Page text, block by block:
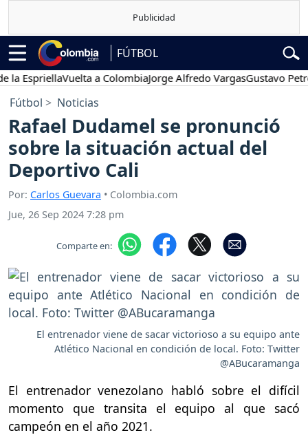
FÚTBOL
Vuelta a ColombiaJorge Alfredo VargasGustavo Petro
Fútbol Noticias
Rafael Dudamel se pronunció
sobre la situación actual del
Deportivo Cali
Por: Carlos Guevara • Colombia.com
Jue, 26 Sep 2024 7:28 pm
Comparte en:
El entrenador viene de sacar victorioso a su equipo ante
Atlético Nacional en condición de local. Foto: Twitter
@ABucaramanga
El entrenador venezolano habló sobre el difícil
momento que transita el equipo al que sacó
campeón en el año 2021.